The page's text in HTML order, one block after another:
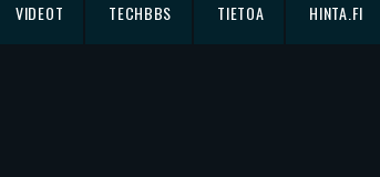
VIDEOT TECHBBS TIETOA HINTA.FI